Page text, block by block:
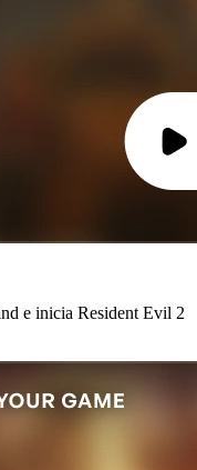
e inicia Resident Evil 2